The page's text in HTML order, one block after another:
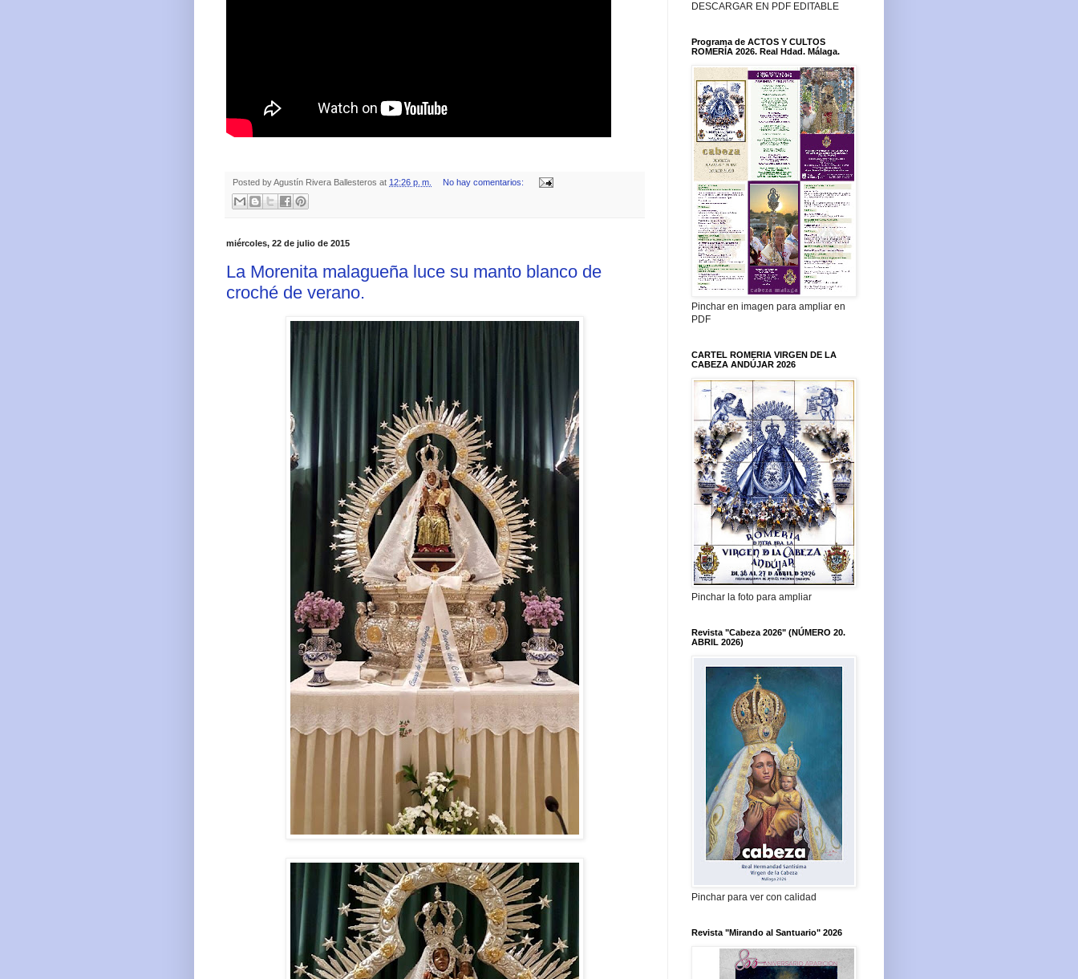
Posted byAgustín Rivera Ballesteros at 12:26 p. m. No hay comentarios:
miércoles, 22 de julio de 2015
La Morenita malagueña luce su manto blanco de
croché de verano.
DESCARGAR EN PDF EDITABLE
Programa de ACTOS Y CULTOS
ROMERÍA 2026. Real Hdad. Málaga.
Pinchar en imagen para ampliar en
PDF
CARTEL ROMERIA VIRGEN DE LA
CABEZA ANDÚJAR 2026
Pinchar la foto para ampliar
Revista "Cabeza 2026" (NÚMERO 20.
ABRIL 2026)
Pinchar para ver con calidad
Revista "Mirando al Santuario" 2026